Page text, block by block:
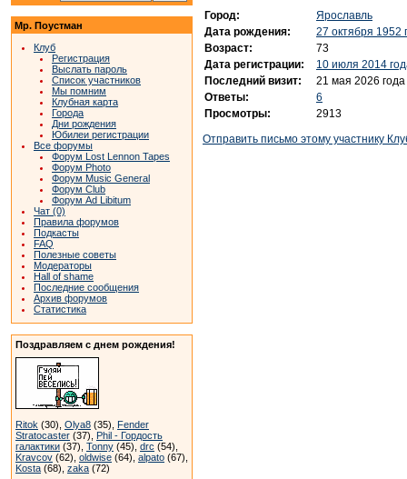
Мр. Поустман
Клуб
Регистрация
Выслать пароль
Список участников
Мы помним
Клубная карта
Города
Дни рождения
Юбилеи регистрации
Все форумы
Форум Lost Lennon Tapes
Форум Photo
Форум Music General
Форум Club
Форум Ad Libitum
Чат (0)
Правила форумов
Подкасты
FAQ
Полезные советы
Модераторы
Hall of shame
Последние сообщения
Архив форумов
Статистика
Поздравляем с днем рождения!
Ritok (30), Olya8 (35), Fender
Stratocaster (37), Phil - Гордость
галактики (37), Tonny (45), drc (54),
Kravcov (62), oldwise (64), alpato (67),
Kosta (68), zaka (72)
Город:
Ярославль
Дата рождения:
27 октября 1952
Возраст:
73
Дата регистрации:
10 июля 2014
Последний визит:
21 мая 2026 года
Ответы:
6
Просмотры:
2913
Отправить письмо этому участнику